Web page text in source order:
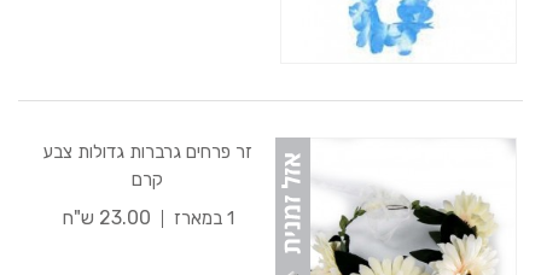
זר פרחים גרברות גדולות צבע
קרם
1 במארז
23.00 ש"ח